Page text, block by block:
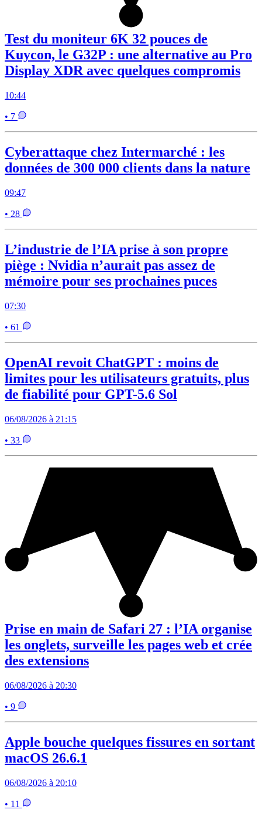
Test du moniteur 6K 32 pouces de
Kuycon, le G32P : une alternative au Pro
Display XDR avec quelques compromis
10:44
• 7
Cyberattaque chez Intermarché : les
données de 300 000 clients dans la nature
09:47
• 28
L’industrie de l’IA prise à son propre
piège : Nvidia n’aurait pas assez de
mémoire pour ses prochaines puces
07:30
• 61
OpenAI revoit ChatGPT : moins de
limites pour les utilisateurs gratuits, plus
de fiabilité pour GPT-5.6 Sol
06/08/2026 à 21:15
• 33
Prise en main de Safari 27 : l’IA organise
les onglets, surveille les pages web et crée
des extensions
06/08/2026 à 20:30
• 9
Apple bouche quelques fissures en sortant
macOS 26.6.1
06/08/2026 à 20:10
• 11